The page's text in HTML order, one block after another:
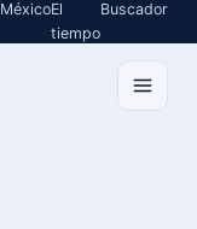
MéxicoEl
tiempo
Buscador